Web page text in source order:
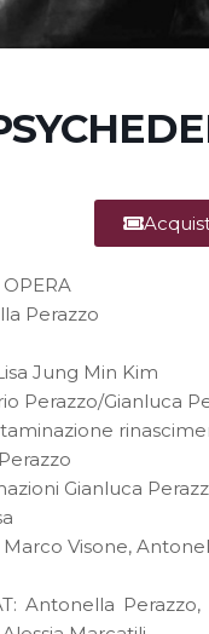
Perazzo
Jung Min Kim
Perazzo/Gianluca
Gianluca
Visone,
Antonella